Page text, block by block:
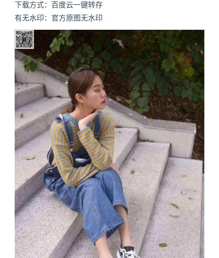
下载方式：百度云一键转存
有无水印：官方原图无水印